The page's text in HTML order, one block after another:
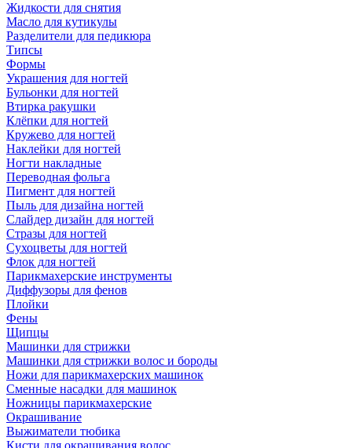
Жидкости для снятия
Масло для кутикулы
Разделители для педикюра
Типсы
Формы
Украшения для ногтей
Бульонки для ногтей
Втирка ракушки
Клёпки для ногтей
Кружево для ногтей
Наклейки для ногтей
Ногти накладные
Переводная фольга
Пигмент для ногтей
Пыль для дизайна ногтей
Слайдер дизайн для ногтей
Стразы для ногтей
Сухоцветы для ногтей
Флок для ногтей
Парикмахерские инструменты
Диффузоры для фенов
Плойки
Фены
Щипцы
Машинки для стрижки
Машинки для стрижки волос и бороды
Ножи для парикмахерских машинок
Сменные насадки для машинок
Ножницы парикмахерские
Окрашивание
Выжиматели тюбика
Кисти для окрашивания волос